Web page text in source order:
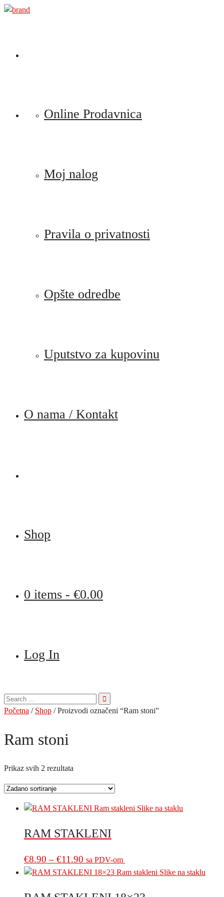
Preskoči
Online Prodavnica
Moj nalog
Pravila o privatnosti
Opšte odredbe
Uputstvo za kupovinu
O nama / Kontakt
Shop
0 items - €0.00
Log In
Pretraga
za:
Početna / Shop / Proizvodi označeni “Ram stoni”
Ram stoni
Prikaz svih 2 rezultata
RAM STAKLENI
€8.90 – €11.90 Price
range:
sa PDV-om
product